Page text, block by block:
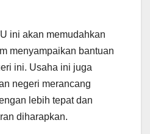
ini akan memudahkan
menyampaikan bantuan
ini. Usaha ini juga
negeri merancang
lebih tepat dan
diharapkan.